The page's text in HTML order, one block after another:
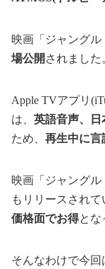
映画「ジャングル
場公開 されました
Apple TVアプリ
は、 英語音声、日
ため、 再生中に言
映画「ジャングル
もリリースされて
価格面でお得とな
そんなわけで今回